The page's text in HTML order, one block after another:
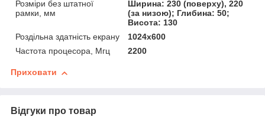
Розміри без штатної
рамки, мм
Ширина: 230 (поверху), 220
(за низою); Глибина: 50;
Висота: 130
Роздільна здатність екрану
1024х600
Частота процесора, Мгц
2200
Приховати
Відгуки про товар